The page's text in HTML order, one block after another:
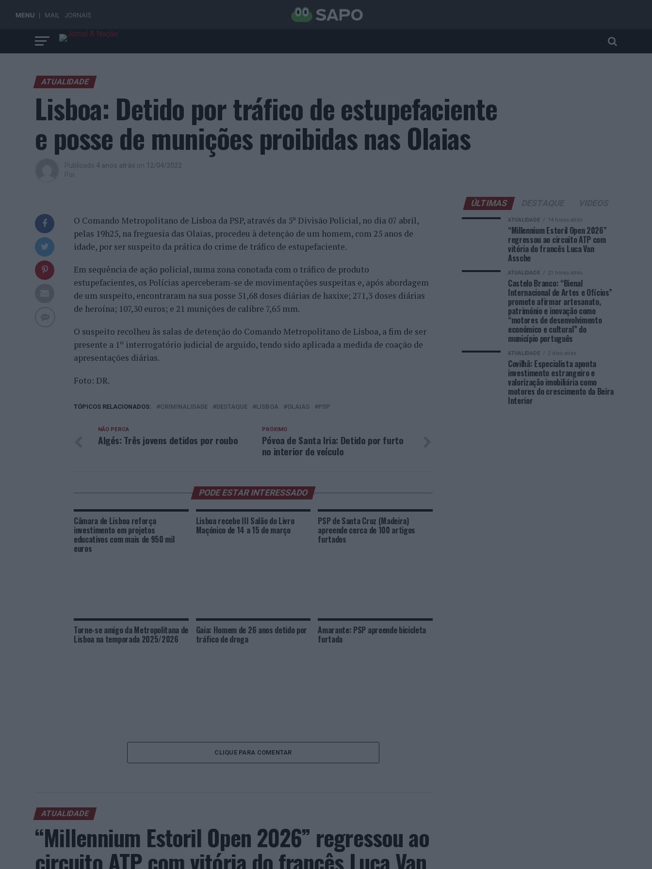
MENU MAIL JORNAIS
ATUALIDADE
Lisboa: Detido por tráfico de estupefaciente
e posse de munições proibidas nas Olaias
Publicado 4 anos atrás on 12/04/2022
Por
O Comando Metropolitano de Lisboa da PSP, através da 5ª Divisão Policial, no dia 07 abril,
pelas 19h25, na freguesia das Olaias, procedeu à detenção de um homem, com 25 anos de
idade, por ser suspeito da prática do crime de tráfico de estupefaciente.
Em sequência de ação policial, numa zona conotada com o tráfico de produto
estupefacientes, os Polícias aperceberam-se de movimentações suspeitas e, após abordagem
de um suspeito, encontraram na sua posse 51,68 doses diárias de haxixe; 271,3 doses diárias
de heroína; 107,30 euros; e 21 munições de calibre 7,65 mm.
O suspeito recolheu às salas de detenção do Comando Metropolitano de Lisboa, a fim de ser
presente a 1º interrogatório judicial de arguido, tendo sido aplicada a medida de coação de
apresentações diárias.
Foto: DR.
TÓPICOS RELACIONADOS: CRIMINALIDADE DESTAQUE LISBOA OLAIAS PSP
PRÓXIMO
Póvoa de Santa Iria: Detido por furto
no interior de veículo
NÃO PERCA
Algés: Três jovens detidos por roubo
PODE ESTAR INTERESSADO
Câmara de Lisboa reforça
investimento em projetos
educativos com mais de 950 mil
euros
Lisboa recebe III Salão do Livro
Maçónico de 14 a 15 de março
PSP de Santa Cruz (Madeira)
apreende cerca de 100 artigos
furtados
Torne-se amigo da Metropolitana de
Lisboa na temporada 2025/2026
Gaia: Homem de 26 anos detido por
tráfico de droga
Amarante: PSP apreende bicicleta
furtada
CLIQUE PARA COMENTAR
ATUALIDADE
“Millennium Estoril Open 2026” regressou ao
circuito ATP com vitória do francês Luca Van
ÚLTIMAS
ATUALIDADE 14 horas atrás
“Millennium Estoril Open 2026”
regressou ao circuito ATP com
vitória do francês Luca Van
Assche
ATUALIDADE 21 horas atrás
Castelo Branco: “Bienal
Internacional de Artes e Ofícios”
promete afirmar artesanato,
património e inovação como
“motores de desenvolvimento
económico e cultural” do
município português
ATUALIDADE 2 dias atrás
Covilhã: Especialista aponta
investimento estrangeiro e
valorização imobiliária como
motores do crescimento da Beira
Interior